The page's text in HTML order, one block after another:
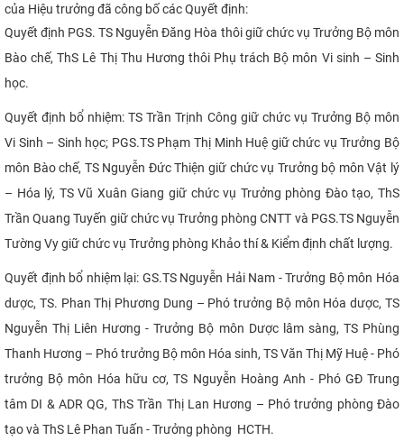
HTQT
CỰU NGƯỜI HỌC
của Hiệu trưởng đã công bố các Quyết định:
Quyết định PGS. TS Nguyễn Đăng Hòa thôi giữ chức vụ Trưởng Bộ môn
Bào chế, ThS Lê Thị Thu Hương thôi Phụ trách Bộ môn Vi sinh – Sinh
học.
Quyết định bổ nhiệm: TS Trần Trịnh Công giữ chức vụ Trưởng Bộ môn
Vi Sinh – Sinh học; PGS.TS Phạm Thị Minh Huệ giữ chức vụ Trưởng Bộ
môn Bào chế, TS Nguyễn Đức Thiện giữ chức vụ Trưởng bộ môn Vật lý
– Hóa lý, TS Vũ Xuân Giang giữ chức vụ Trưởng phòng Đào tạo, ThS
Trần Quang Tuyến giữ chức vụ Trưởng phòng CNTT và PGS.TS Nguyễn
Tường Vy giữ chức vụ Trưởng phòng Khảo thí & Kiểm định chất lượng.
Quyết định bổ nhiệm lại: GS.TS Nguyễn Hải Nam - Trưởng Bộ môn Hóa
dược, TS. Phan Thị Phương Dung – Phó trưởng Bộ môn Hóa dược, TS
Nguyễn Thị Liên Hương - Trưởng Bộ môn Dược lâm sàng, TS Phùng
Thanh Hương – Phó trưởng Bộ môn Hóa sinh, TS Văn Thị Mỹ Huệ - Phó
trưởng Bộ môn Hóa hữu cơ, TS Nguyễn Hoàng Anh - Phó GĐ Trung
tâm DI & ADR QG, ThS Trần Thị Lan Hương – Phó trưởng phòng Đào
tạo và ThS Lê Phan Tuấn - Trưởng phòng HCTH.